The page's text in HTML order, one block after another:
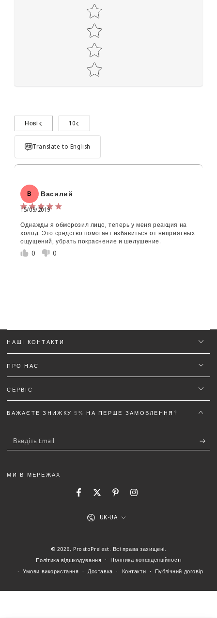
Поділиться досвідом використання
Об'єм:
Ім'я *
Скасувати Відправити відгук
Нові 10
Translate to English
В Василий
15/09/2019
Однажды я обморозил лицо, теперь у меня реакция на
холод. Это средство помогает избавиться от неприятных
ощущений, убрать покраснение и шелушение.
0 0
НАШІ КОНТАКТИ
ПРО НАС
СЕРВІС
БАЖАЄТЕ ЗНИЖКУ 5% НА ПЕРШЕ ЗАМОВЛЕННЯ?
Введіть
Email
МИ В МЕРЕЖАХ
FacebookTwitterPinterestInstagram
© 2026, ProstoPrelest . Всі права захищені.
Політика відшкодування
Політика конфіденційності
Умови використання
Доставка Контакти Публічний договір
UK-UA